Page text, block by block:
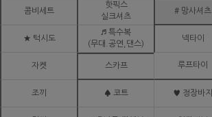
콤비세트
핫픽스
실크셔츠
# 망사셔츠
★ 턱시도
♬ 특수복
(무대.공연,댄스)
넥타이
자켓 스카프 루프타이
조끼 ♠ 코트 ♥ 정장바지